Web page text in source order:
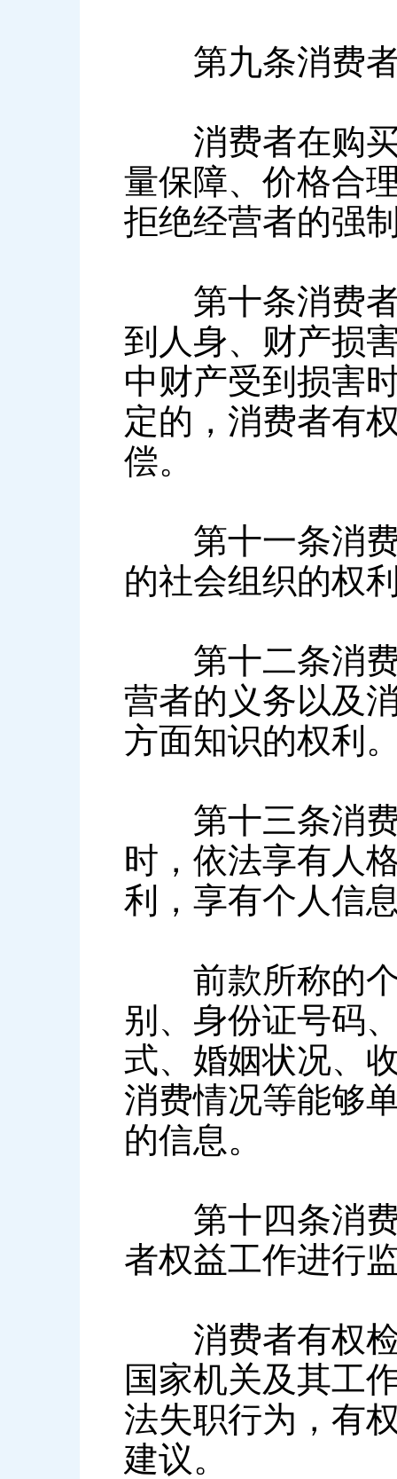
第九条消费者
消费者在购买
量保障、价格合
拒绝经营者的强
第十条消费者
到人身、财产损
中财产受到损害
定的，消费者有
偿。
第十一条消费
的社会组织的权
第十二条消费
营者的义务以及
方面知识的权利
第十三条消费
时，依法享有人
利，享有个人信
前款所称的个
别、身份证号码
式、婚姻状况、
消费情况等能够
的信息。
第十四条消费
者权益工作进行
消费者有权检
国家机关及其工
法失职行为，有
建议。